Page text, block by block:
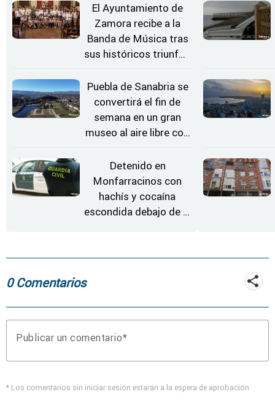
Estrellas
El Ayuntamiento de
Zamora recibe a la
Banda de Música tras
sus históricos triunfos
Puebla de Sanabria se
convertirá el fin de
semana en un gran
museo al aire libre con
Detenido en
Monfarracinos con
hachís y cocaína
escondida debajo de la
0 Comentarios
Publicar un comentario
* Los comentarios sin iniciar sesión estarán a la espera de aprobación